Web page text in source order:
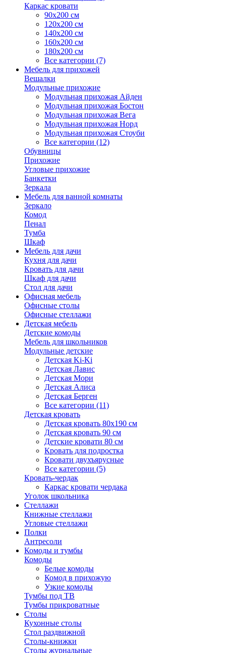
Каркас кровати
90х200 см
120х200 см
140х200 см
160х200 см
180х200 см
Все категории (7)
Мебель для прихожей
Вешалки
Модульные прихожие
Модульная прихожая Айден
Модульная прихожая Бостон
Модульная прихожая Вега
Модульная прихожая Норд
Модульная прихожая Стоуби
Все категории (12)
Обувницы
Прихожие
Угловые прихожие
Банкетки
Зеркала
Мебель для ванной комнаты
Зеркало
Комод
Пенал
Тумба
Шкаф
Мебель для дачи
Кухня для дачи
Кровать для дачи
Шкаф для дачи
Стол для дачи
Офисная мебель
Офисные столы
Офисные стеллажи
Детская мебель
Детские комоды
Мебель для школьников
Модульные детские
Детская Ki-Ki
Детская Лавис
Детская Мори
Детская Алиса
Детская Берген
Все категории (11)
Детская кровать
Детская кровать 80х190 см
Детская кровать 90 см
Детские кровати 80 см
Кровать для подростка
Кровати двухъярусные
Все категории (5)
Кровать-чердак
Каркас кровати чердака
Уголок школьника
Стеллажи
Книжные стеллажи
Угловые стеллажи
Полки
Антресоли
Комоды и тумбы
Комоды
Белые комоды
Комод в прихожую
Узкие комоды
Тумбы под ТВ
Тумбы прикроватные
Столы
Кухонные столы
Стол раздвижной
Столы-книжки
Столы журнальные